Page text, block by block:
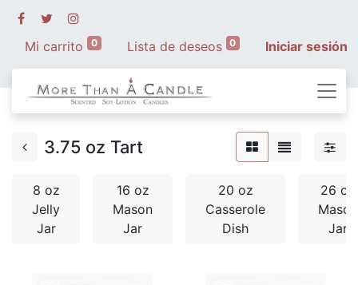
Mi carrito 0 Lista de deseos 0 Iniciar sesión
3.75 oz Tart
8 oz
Jelly
Jar
16 oz
Mason
Jar
20 oz
Casserole
Dish
26 oz
Mason
Jar